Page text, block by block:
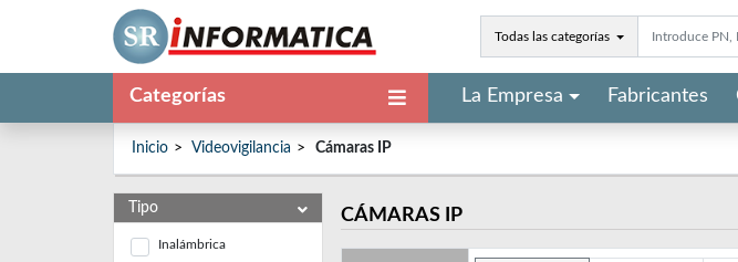
Todas las categorías
Categorías La Empresa Fabricantes
Inicio Videovigilancia Cámaras IP
Tipo
Inalámbrica
CÁMARAS IP